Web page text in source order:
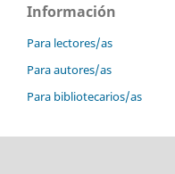
Información
Para lectores/as
Para autores/as
Para bibliotecarios/as